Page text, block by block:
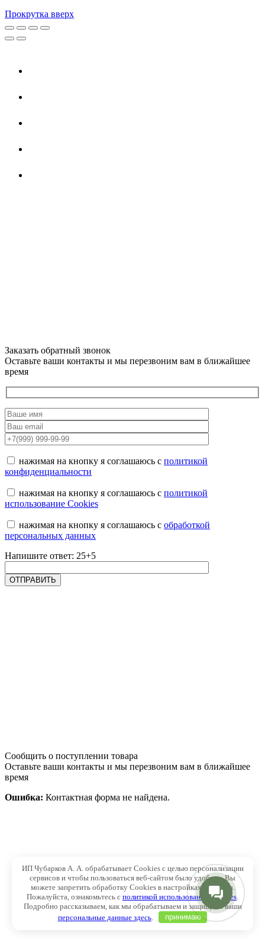
Прокрутка вверх
ИП Чубарков А. А. обрабатывает Cookies с целью персонализации
сервисов и чтобы пользоваться веб-сайтом было удобнее. Вы
можете запретить обработку Cookies в настройках браузера.
Пожалуйста, ознакомьтесь с политикой использования Cookies
Подробно рассказываем, как мы обрабатываем и защищаем ваши
персональные данные здесь. принимаю
Заказать обратный звонок
Оставьте ваши контакты и мы перезвоним вам в ближайшее
время
нажимая на кнопку я соглашаюсь с политикой
конфиденциальности
нажимая на кнопку я соглашаюсь с политикой
использование Cookies
нажимая на кнопку я соглашаюсь с обработкой
персональных данных
Напишите ответ: 25+5
Сообщить о поступлении товара
Оставьте ваши контакты и мы перезвоним вам в ближайшее
время
Ошибка: Контактная форма не найдена.